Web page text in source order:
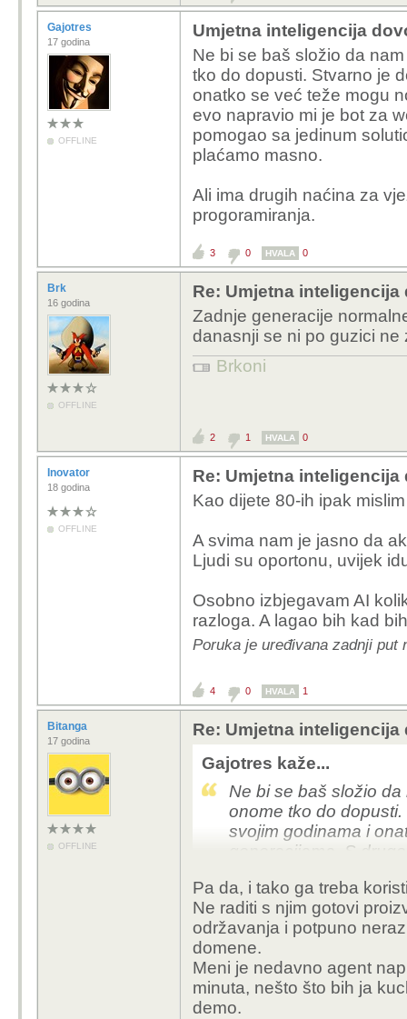
Gajotres
17 godina
OFFLINE
Umjetna inteligencija
Ne bi se baš složio da
tko do dopusti. Stvarno je
onatko se već teže mogu
evo napravio mi je bot za
pomogao sa jedinum
plaćamo masno.
Ali ima drugih naćina za
progoramiranja.
3 0 HVALA 0
Brk
16 godina
OFFLINE
Re: Umjetna
Zadnje generacije
danasnji se ni po guzici ne
Brkoni
2 1 HVALA 0
Inovator
18 godina
OFFLINE
Re: Umjetna
Kao dijete 80-ih ipak
A svima nam je jasno da
Ljudi su oportonu, uvijek
Osobno izbjegavam AI
razloga. A lagao bih kad
Poruka je uređivana zadnji put
4 0 HVALA 1
Bitanga
17 godina
OFFLINE
Re: Umjetna
Gajotres kaže...
Ne bi se baš složio
onome tko do
svojim godinama i
generacijama. S
solutionom kojeg
Ali ima drugih naćina
progoramiranja.
Pa da, i tako ga treba
Ne raditi s njim gotovi
održavanja i potpuno
domene.
Meni je nedavno agent
minuta, nešto što bih ja
demo.